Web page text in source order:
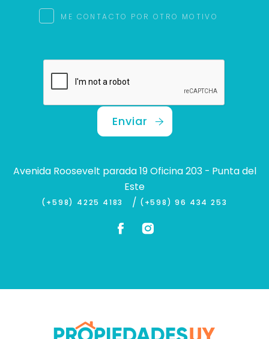
ME CONTACTO POR OTRO MOTIVO
Enviar
Avenida Roosevelt parada 19 Oficina 203 - Punta del
Este
(+598) 4225 4183 / (+598) 96 434 253